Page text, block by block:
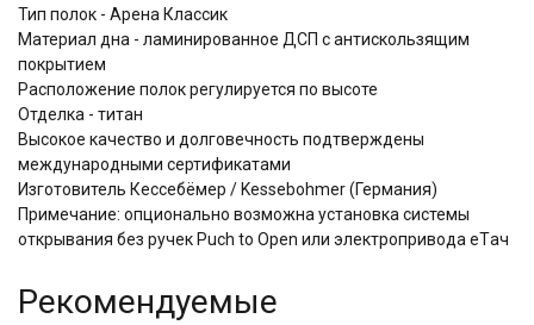
Тип полок - Арена Классик
Материал дна - ламинированное ДСП с антискользящим
покрытием
Расположение полок регулируется по высоте
Отделка - титан
Высокое качество и долговечность подтверждены
международными сертификатами
Изготовитель Кессебёмер / Kessebohmer (Германия)
Примечание: опционально возможна установка системы
открывания без ручек Puch to Open или электропривода eTач
Рекомендуемые